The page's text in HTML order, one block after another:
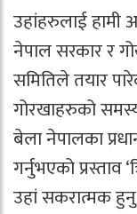
उहांहरुलाई हामी
नेपाल सरकार र
समितिले तयार
गोरखाहरुको
बेला नेपालका
गर्नुभएको प्रस्ताव
उहां सकरात्मक हुनु